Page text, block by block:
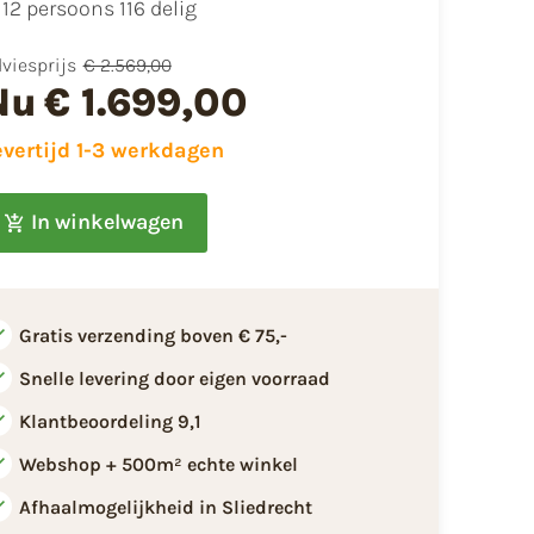
12 persoons 116 delig
€ 2.569,00
€ 1.699,00
1-3 werkdagen
In winkelwagen
Gratis verzending boven € 75,-
Snelle levering door eigen voorraad
Klantbeoordeling 9,1
Webshop + 500m² echte winkel
Afhaalmogelijkheid in Sliedrecht